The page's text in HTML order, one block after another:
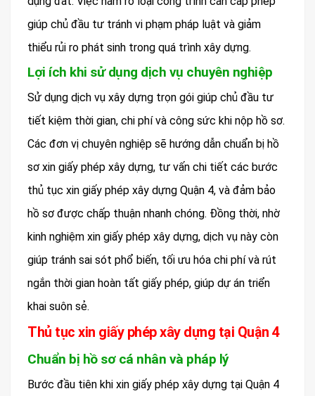
giúp chủ đầu tư tránh vi phạm pháp luật và giảm
thiểu rủi ro phát sinh trong quá trình xây dựng.
Lợi ích khi sử dụng dịch vụ chuyên nghiệp
Sử dụng dịch vụ xây dựng trọn gói giúp chủ đầu tư
tiết kiệm thời gian, chi phí và công sức khi nộp hồ sơ.
Các đơn vị chuyên nghiệp sẽ hướng dẫn chuẩn bị hồ
sơ xin giấy phép xây dựng, tư vấn chi tiết các bước
thủ tục xin giấy phép xây dựng Quận 4, và đảm bảo
hồ sơ được chấp thuận nhanh chóng. Đồng thời, nhờ
kinh nghiệm xin giấy phép xây dựng, dịch vụ này còn
giúp tránh sai sót phổ biến, tối ưu hóa chi phí và rút
ngắn thời gian hoàn tất giấy phép, giúp dự án triển
khai suôn sẻ.
Thủ tục xin giấy phép xây dựng tại Quận 4
Chuẩn bị hồ sơ cá nhân và pháp lý
Bước đầu tiên khi xin giấy phép xây dựng tại Quận 4